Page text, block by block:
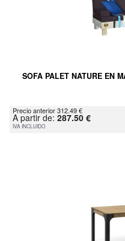
SOFA PALET NATURE EN
Precio anterior 312.49 €
A partir de: 287.50 €
IVA INCLUIDO